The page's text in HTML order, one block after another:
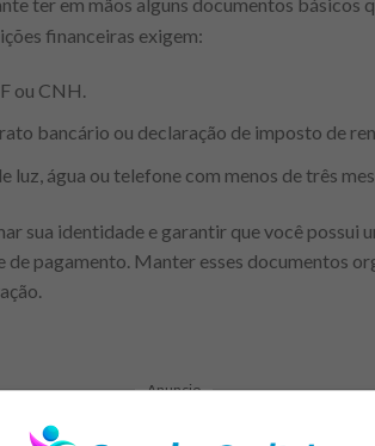
financeiras exigem:
ou CNH.
bancário ou declaração de imposto de
luz, água ou telefone com menos de três
sua identidade e garantir que você possui
de pagamento. Manter esses documentos
Anuncio